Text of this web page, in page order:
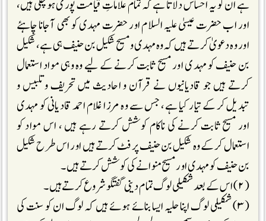
ہے ان کو یہ احساس دلاتا ہے کہ تمام علاماتِ قیامت پوری ہو چکی ہیں،
اور اب حضرت عیسیٰ علیہ السلام اور حضرت مہدی کو بھی آجانا چاہئے
اور وہ دعویٰ کرتے ہیں کہ وہ مہدی ومسیح شکیل بن حنیف ہی ہے، شکیل
بن حنیف کو مہدی اور مسیح ثابت کرنے کے لیے وہ وہی مواد استعمال
کرتے ہیں جو قادیانیوں نے قرآن و احادیث میں تحریف وتلبیس و
تبدیل کر کے تیار کیا ہے، جس سے وہ مرزا غلام احمد قادیانی کو مہدی
اور مسیح ثابت کرنے کی ناکام کوشش کرتے رہے ہیں ، اس مواد کو
استعمال کر کے وہ شکیل بن حنیف پر فٹ کرتے ہیں اور اس طرح شکیل
بن حنیف کو مہدی اور مسیح منوانے کی کوشش کرتے ہیں۔
(۲) اس کے بعد شکیلی لوگ تمام دینی گفتگو شروع کرتے ہیں۔
(۳) شکیلی لوگ اپنا حلیہ ایسا بنائے ہوئے ہیں کہ لوگ ان کو سنت کی